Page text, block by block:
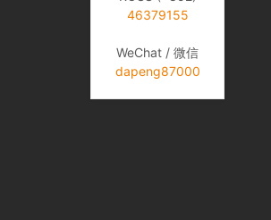
46379155
WeChat / 微信
dapeng87000